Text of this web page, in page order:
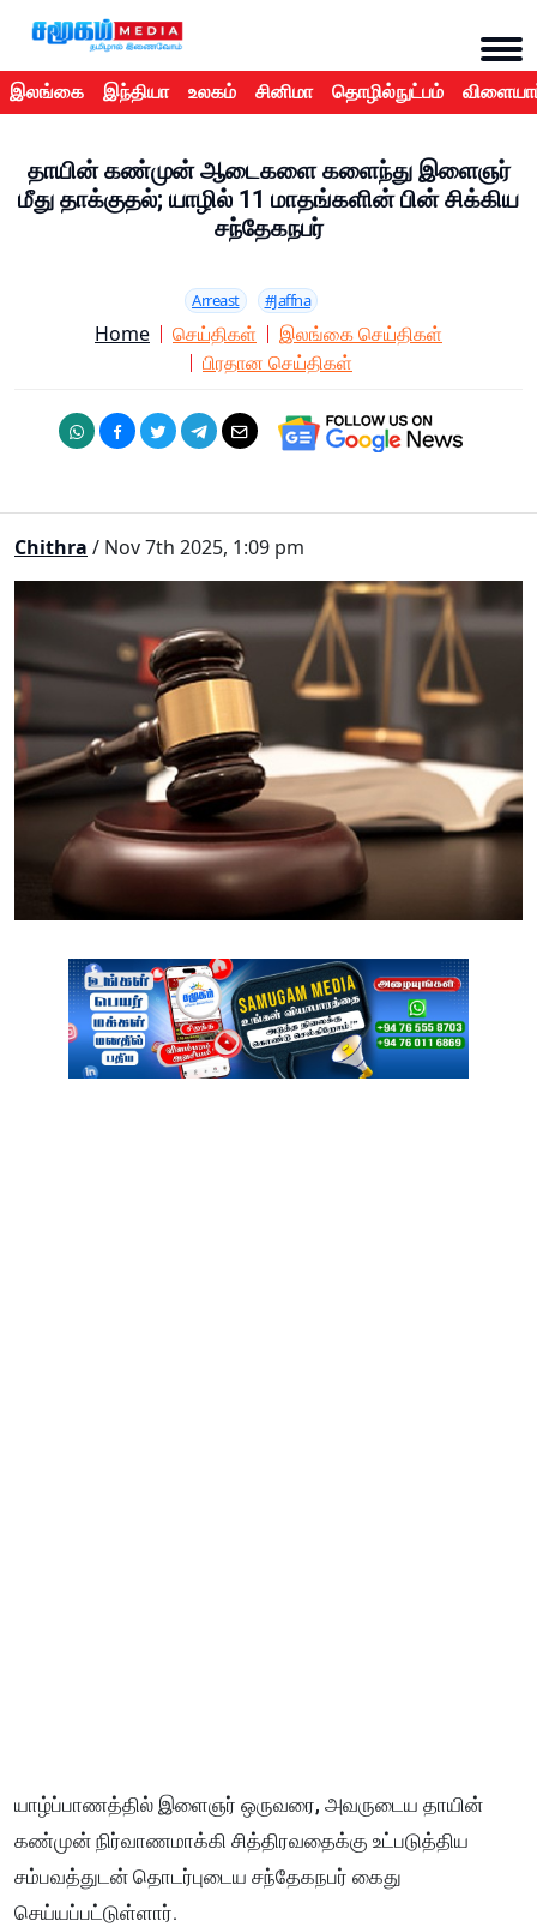
இலங்கை இந்தியா உலகம் சினிமா தொழில்நுட்பம்
தாயின் கண்முன் ஆடைகளை களைந்து இளைஞர்
மீது தாக்குதல்; யாழில் 11 மாதங்களின் பின் சிக்கிய
சந்தேகநபர்
Arreast #Jaffna
Home செய்திகள்
இலங்கை செய்திகள்
பிரதான செய்திகள்
Chithra / Nov 7th 2025, 1:09 pm
யாழ்ப்பாணத்தில் இளைஞர் ஒருவரை, அவருடைய தாயின்
கண்முன் நிர்வாணமாக்கி சித்திரவதைக்கு உட்படுத்திய
சம்பவத்துடன் தொடர்புடைய சந்தேகநபர் கைது
செய்யப்பட்டுள்ளார்.